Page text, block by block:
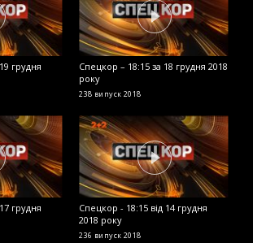
грудня
Спецкор – 18:15 за 18 грудня 2018
року
238 випуск 2018
грудня
Спецкор - 18:15 від 14 грудня
2018 року
236 випуск 2018